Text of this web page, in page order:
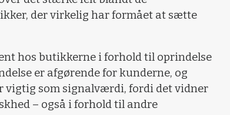
der virkelig har formået at sætte
hos butikkerne i forhold til oprindelse
er afgørende for kunderne, og
vigtig som signalværdi, fordi det vidner
– også i forhold til andre